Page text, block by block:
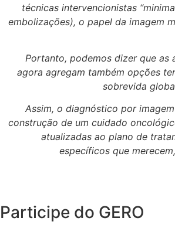
técnicas intervencionistas
embolizações), o papel da imagem
Portanto, podemos dizer que as
agora agregam também opções
sobrevida
Assim, o diagnóstico por
construção de um cuidado
atualizadas ao plano de
específicos que
Participe do GERO